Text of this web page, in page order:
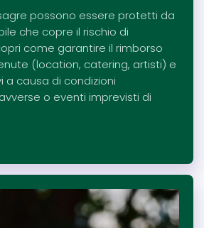
possono essere protetti da
che copre il rischio di
come garantire il rimborso
(location, catering, artisti) e
a causa di condizioni
o eventi imprevisti di